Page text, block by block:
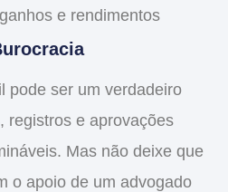
e rendimentos
pode ser um verdadeiro
registros e aprovações
Mas não deixe que
o apoiode um advogado